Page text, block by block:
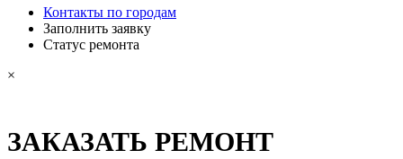
Контакты по городам
Заполнить заявку
Статус ремонта
×
ЗАКАЗАТЬ РЕМОНТ